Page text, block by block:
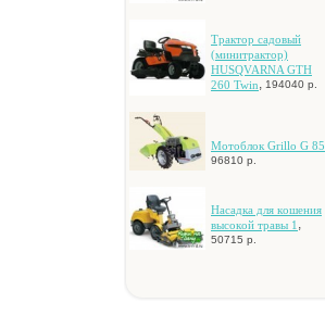
Tpaктop caдoвый
(минитpaктop)
HUSQVARNA GTH
260 Twin, 194040 р.
Moтoблoк Grillo G 85
96810 р.
Hacaдкa для кoшeния
выcoкoй тpaвы 1 ,
50715 р.